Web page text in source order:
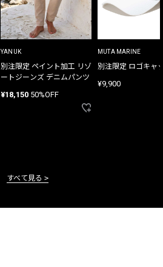
YANUK
別注限定 ペイント加工 リゾ
ートジーンズ デニムパンツ
¥18,150 50%OFF
MUTA MARINE
別注限定 ロゴキャ
¥9,900
すべて見る